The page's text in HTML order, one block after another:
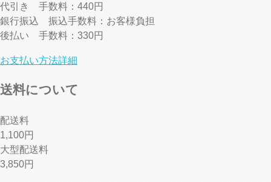
代引き 手数料：440円
銀行振込 振込手数料：お客様負担
後払い 手数料：330円
お支払い方法詳細
送料について
配送料
1,100円
大型配送料
3,850円